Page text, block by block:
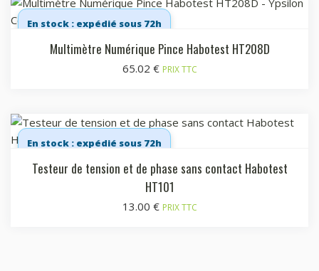
En stock : expédié sous 72h
Multimètre Numérique Pince Habotest HT208D
65.02 € PRIX TTC
En stock : expédié sous 72h
Testeur de tension et de phase sans contact Habotest
HT101
13.00 € PRIX TTC